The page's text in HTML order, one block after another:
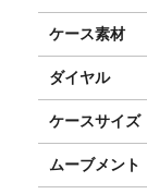
ケース素材
ダイヤル
ケースサイズ
ムーブメント